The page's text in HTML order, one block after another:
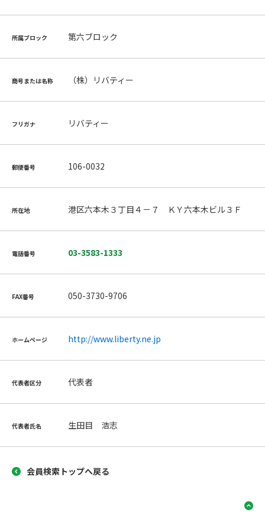
所属ブロック 第六ブロック
商号または名称 （株）リバティー
フリガナ リバティー
郵便番号 106-0032
所在地 港区六本木３丁目４－７ ＫＹ六本木ビル３Ｆ
電話番号 03-3583-1333
FAX番号 050-3730-9706
ホームページ http://www.liberty.ne.jp
代表者区分 代表者
代表者氏名 生田目 浩志
会員検索トップへ戻る